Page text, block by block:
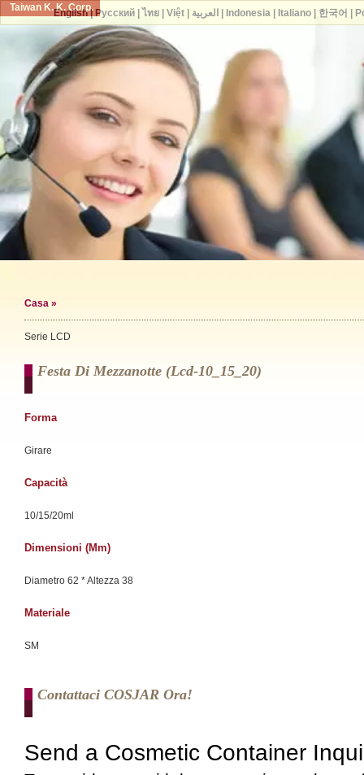
Taiwan K. K. Corp.
Casa »
Serie LCD
Festa Di Mezzanotte (lcd-10_15_20)
Forma
Girare
Capacità
10/15/20ml
Dimensioni (mm)
Diametro 62 * Altezza 38
Materiale
SM
Contattaci COSJAR Ora!
English| Русский| ไทย| Việt| العربية Indonesia| Italiano| 한국어